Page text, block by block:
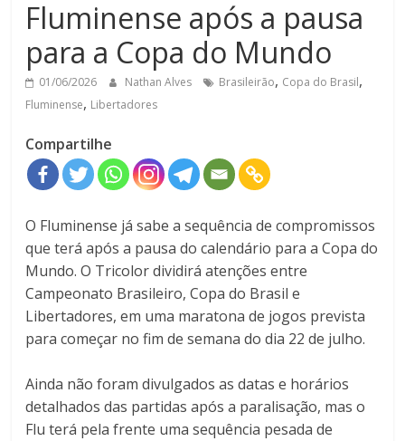
Fluminense após a pausa
para a Copa do Mundo
01/06/2026 Nathan Alves Brasileirão, Copa do Brasil,
Fluminense, Libertadores
Compartilhe
O Fluminense já sabe a sequência de compromissos
que terá após a pausa do calendário para a Copa do
Mundo. O Tricolor dividirá atenções entre
Campeonato Brasileiro, Copa do Brasil e
Libertadores, em uma maratona de jogos prevista
para começar no fim de semana do dia 22 de julho.
Ainda não foram divulgados as datas e horários
detalhados das partidas após a paralisação, mas o
Flu terá pela frente uma sequência pesada de